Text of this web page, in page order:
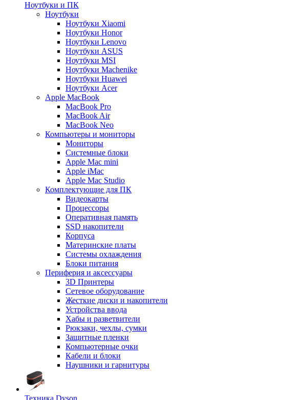
Ноутбуки и ПК
Ноутбуки
Ноутбуки Xiaomi
Ноутбуки Honor
Ноутбуки Lenovo
Ноутбуки ASUS
Ноутбуки MSI
Ноутбуки Machenike
Ноутбуки Huawei
Ноутбуки Acer
Apple MacBook
MacBook Pro
MacBook Air
MacBook Neo
Компьютеры и мониторы
Мониторы
Системные блоки
Apple Mac mini
Apple iMac
Apple Mac Studio
Комплектующие для ПК
Видеокарты
Процессоры
Оперативная память
SSD накопители
Корпуса
Материнские платы
Системы охлаждения
Блоки питания
Периферия и аксессуары
3D Принтеры
Сетевое оборудование
Жесткие диски и накопители
Устройства ввода
Хабы и разветвители
Рюкзаки, чехлы, сумки
Защитные пленки
Компьютерные очки
Кабели и блоки
Наушники и гарнитуры
Техника Dyson